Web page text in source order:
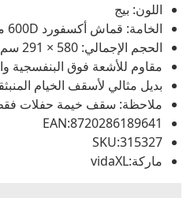
اللون: بيج
الخامة: قماش أكسفورد 600D مع طلاء PVC (100٪ بوليستر)
الحجم الإجمالي: 580 × 291 سم (الطول × العرض)
مقاوم للأشعة فوق البنفسجية
بديل مثالي لأسقف الخيام
ملاحظة: سقف خيمة حفلات
EAN:8720286189641
SKU:315327
ماركة:vidaXL